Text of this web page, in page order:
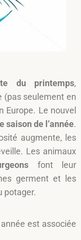
du printemps,
(pas seulement en
Europe. Le nouvel
saison de l’année.
augmente, les
Les animaux
font leur
germent et les
potager.
est associée